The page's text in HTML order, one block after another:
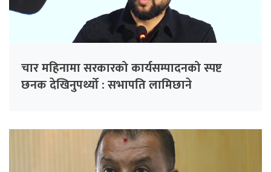
चार महिनामा सरकारको कार्यसम्पादनको स्पष्ट
छनक देखिनुपर्थ्यो : सभापति लामिछाने